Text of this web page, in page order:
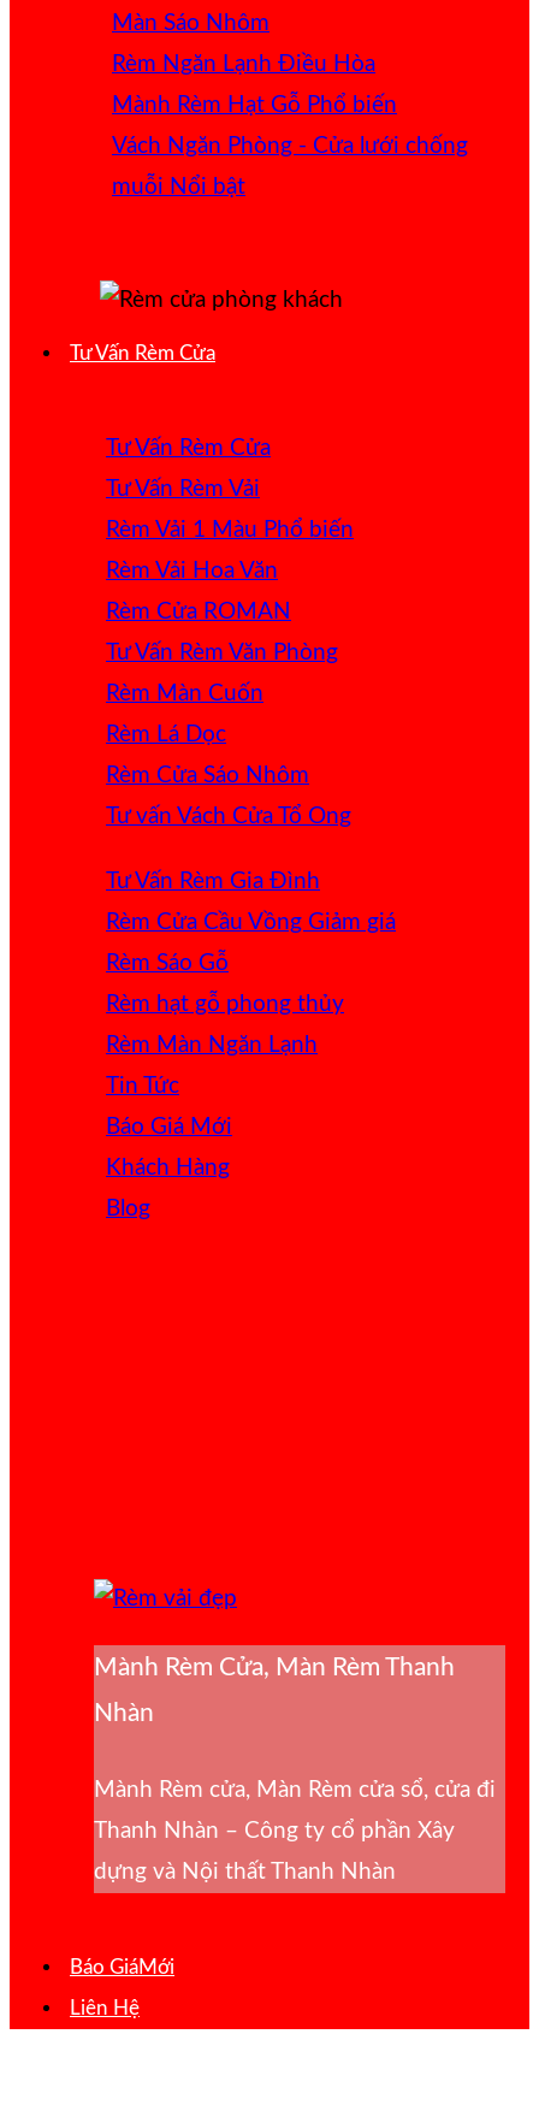
Màn Sáo Nhôm
Rèm Ngăn Lạnh Điều Hòa
Mành Rèm Hạt Gỗ
Vách Ngăn Phòng - Cửa lưới chống
muỗi
Tư Vấn Rèm Cửa
Tư Vấn Rèm Cửa
Tư Vấn Rèm Vải
Rèm Vải 1 Màu
Rèm Vải Hoa Văn
Rèm Cửa ROMAN
Tư Vấn Rèm Văn Phòng
Rèm Màn Cuốn
Rèm Lá Dọc
Rèm Cửa Sáo Nhôm
Tư vấn Vách Cửa Tổ Ong
Tư Vấn Rèm Gia Đình
Rèm Cửa Cầu Vồng
Rèm Sáo Gỗ
Rèm hạt gỗ phong thủy
Rèm Màn Ngăn Lạnh
Tin Tức
Báo Giá
Khách Hàng
Blog
Mành Rèm Cửa, Màn Rèm Thanh
Nhàn
Mành Rèm cửa, Màn Rèm cửa sổ, cửa đi
Thanh Nhàn – Công ty cổ phần Xây
dựng và Nội thất Thanh Nhàn
Báo Giá
Liên Hệ